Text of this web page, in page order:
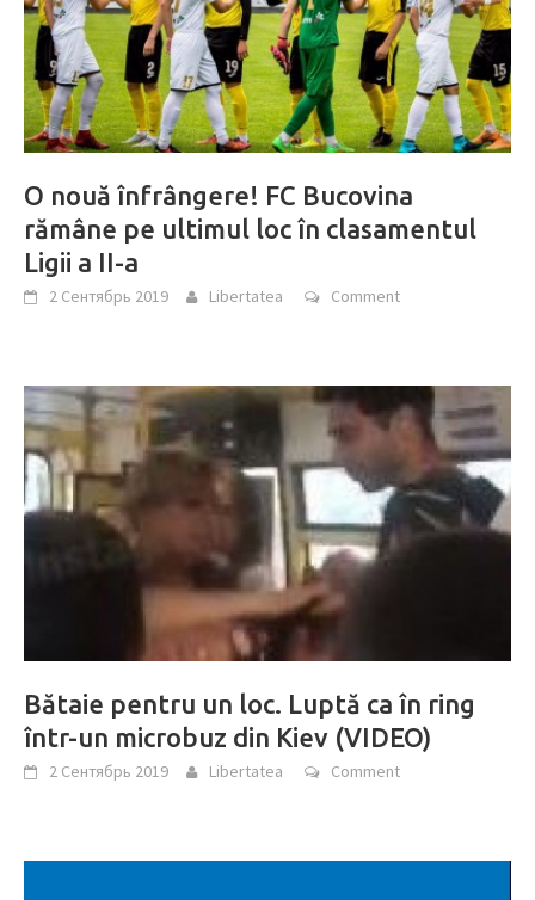
O nouă înfrângere! FC Bucovina
rămâne pe ultimul loc în clasamentul
Ligii a II-a
2 Сентябрь 2019 Libertatea Comment
Bătaie pentru un loc. Luptă ca în ring
într-un microbuz din Kiev (VIDEO)
2 Сентябрь 2019 Libertatea Comment